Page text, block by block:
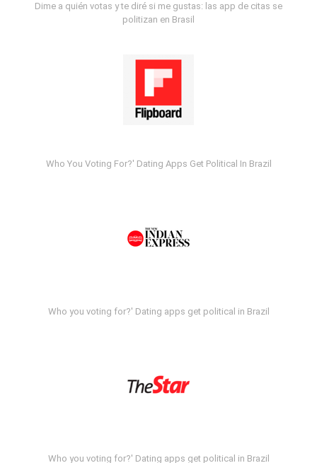
Dime a quién votas y te diré si me gustas: las app de citas se
politizan en Brasil
Who You Voting For?' Dating Apps Get Political In Brazil
Who you voting for?' Dating apps get political in Brazil
Who you voting for?' Dating apps get political in Brazil